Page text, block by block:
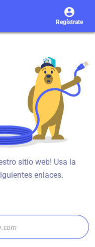
Regístrate
sitio web! Usa la
enlaces.